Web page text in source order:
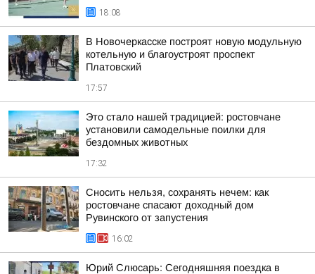
18:08
В Новочеркасске построят новую модульную
котельную и благоустроят проспект
Платовский
17:57
Это стало нашей традицией: ростовчане
установили самодельные поилки для
бездомных животных
17:32
Сносить нельзя, сохранять нечем: как
ростовчане спасают доходный дом
Рувинского от запустения
16:02
Юрий Слюсарь: Сегодняшняя поездка в